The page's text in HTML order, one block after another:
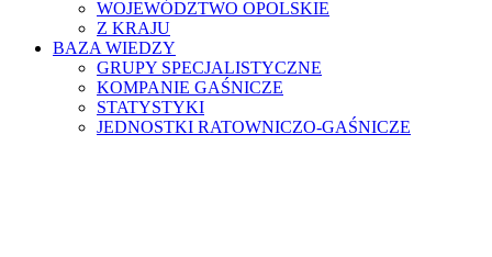
WOJEWÓDZTWO OPOLSKIE
Z KRAJU
BAZA WIEDZY
GRUPY SPECJALISTYCZNE
KOMPANIE GAŚNICZE
STATYSTYKI
JEDNOSTKI RATOWNICZO-GAŚNICZE